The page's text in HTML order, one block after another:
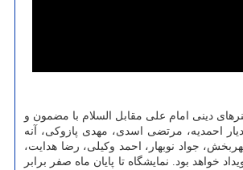
دینی امام علی مقابل السلام با مضمون و
احمدیه، مرتضی اسدی، مهدی پازوکی، آنه
جواد نوبهار، احمد وکیلی، رضا هدایت،
خواهد بود. نمایشگاه تا پایان ماه صفر برابر